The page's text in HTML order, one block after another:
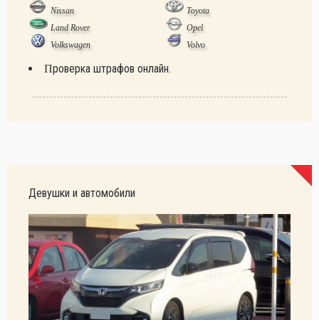
Nissan
Toyota
Land Rover
Opel
Volkswagen
Volvo
Проверка штрафов онлайн.
Девушки и автомобили